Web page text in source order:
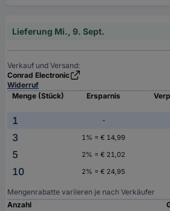
Lieferung Mi., 9. Sept.
Verkauf und Versand:
Conrad Electronic
Widerruf
Menge (Stück)
Ersparnis
1 -
3
1% = € 14,99
5
2% = € 21,02
10
2% = € 24,95
Mengenrabatte variieren je nach Verkäufer
Anzahl